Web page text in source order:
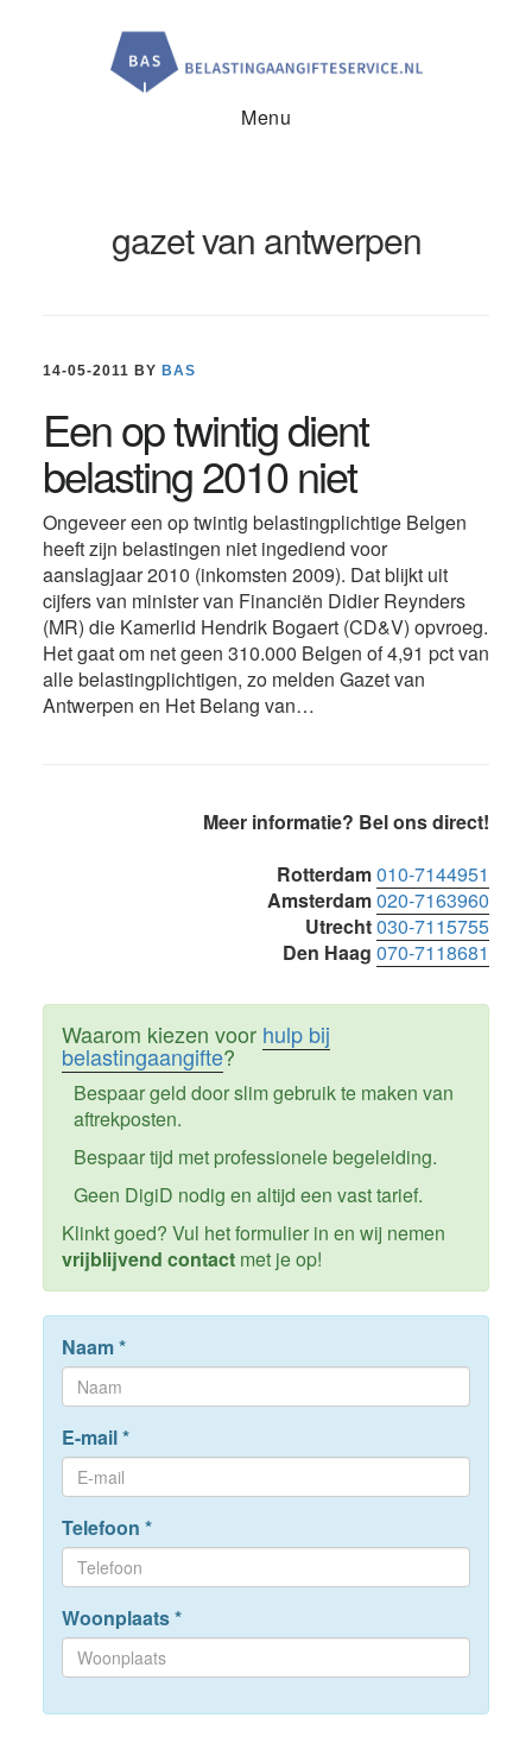
Menu
gazet van antwerpen
14-05-2011 BY BAS
Een op twintig dient
belasting 2010 niet
Ongeveer een op twintig belastingplichtige Belgen
heeft zijn belastingen niet ingediend voor
aanslagjaar 2010 (inkomsten 2009). Dat blijkt uit
cijfers van minister van Financiën Didier Reynders
(MR) die Kamerlid Hendrik Bogaert (CD&V) opvroeg.
Het gaat om net geen 310.000 Belgen of 4,91 pct van
alle belastingplichtigen, zo melden Gazet van
Antwerpen en Het Belang van…
Meer informatie? Bel ons direct!
Rotterdam010-7144951
Amsterdam020-7163960
Utrecht030-7115755
Den Haag 070-7118681
Waarom kiezen voor hulp bij
belastingaangifte?
Bespaar geld door slim gebruik te maken van
aftrekposten.
Bespaar tijd met professionele begeleiding.
Geen DigiD nodig en altijd een vast tarief.
Klinkt goed? Vul het formulier in en wij nemen
vrijblijvend contactmet je op!
Naam*
E-mail*
Telefoon *
Woonplaats*